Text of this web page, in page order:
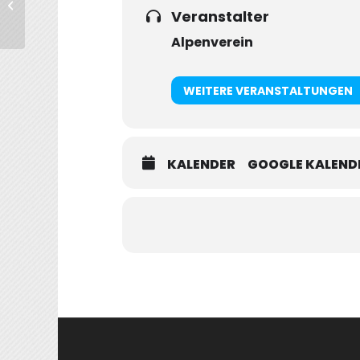
Veranstalter
Alpenverein
WEITERE VERANSTALTUNGEN
KALENDER GOOGLE